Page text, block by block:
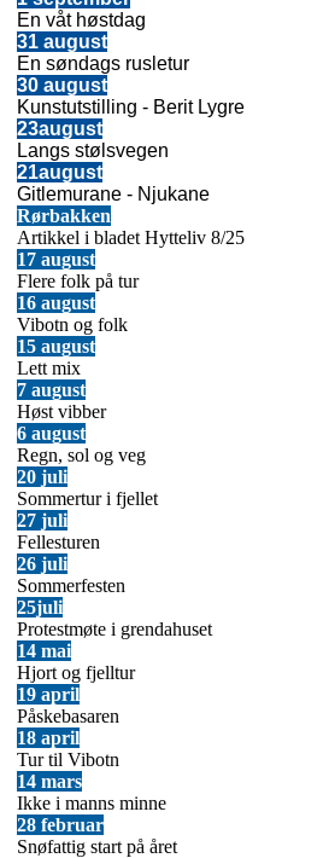
En våt høstdag
31 august
En søndags rusletur
30 august
Kunstutstilling - Berit Lygre
23august
Langs stølsvegen
21august
Gitlemurane - Njukane
Rørbakken
Artikkel i bladet Hytteliv 8/25
17 august
Flere folk på tur
16 august
Vibotn og folk
15 august
Lett mix
7 august
Høst vibber
6 august
Regn, sol og veg
20 juli
Sommertur i fjellet
27 juli
Fellesturen
26 juli
Sommerfesten
25juli
Protestmøte i grendahuset
14 mai
Hjort og fjelltur
19 april
Påskebasaren
18 april
Tur til Vibotn
14 mars
Ikke i manns minne
28 februar
Snøfattig start på året